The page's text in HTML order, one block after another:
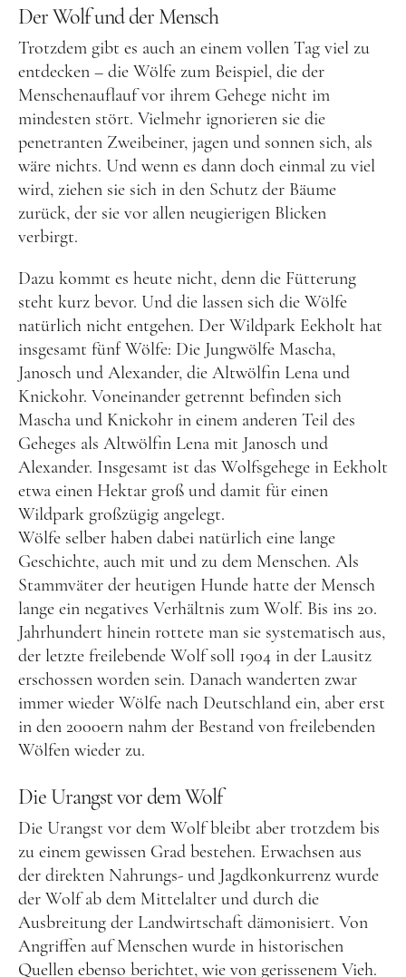
Spanien
Zypern
Westeuropa
Belgien
Deutschland
Großbritannien
Gibraltar
Nordirland
Irland
Luxemburg
Niederlande
Österreich
Schweiz
Naher Osten
Oman
Ozeanien
Australien
Food
Kolumne
InstagramFlipboardPinterest
Der Wolf und der Mensch
Trotzdem gibt es auch an einem vollen Tag viel zu
entdecken – die Wölfe zum Beispiel, die der
Menschenauflauf vor ihrem Gehege nicht im
mindesten stört. Vielmehr ignorieren sie die
penetranten Zweibeiner, jagen und sonnen sich, als
wäre nichts. Und wenn es dann doch einmal zu viel
wird, ziehen sie sich in den Schutz der Bäume
zurück, der sie vor allen neugierigen Blicken
verbirgt.
Dazu kommt es heute nicht, denn die Fütterung
steht kurz bevor. Und die lassen sich die Wölfe
natürlich nicht entgehen. Der Wildpark Eekholt hat
insgesamt fünf Wölfe: Die Jungwölfe Mascha,
Janosch und Alexander, die Altwölfin Lena und
Knickohr. Voneinander getrennt befinden sich
Mascha und Knickohr in einem anderen Teil des
Geheges als Altwölfin Lena mit Janosch und
Alexander. Insgesamt ist das Wolfsgehege in Eekholt
etwa einen Hektar groß und damit für einen
Wildpark großzügig angelegt.
Wölfe selber haben dabei natürlich eine lange
Geschichte, auch mit und zu dem Menschen. Als
Stammväter der heutigen Hunde hatte der Mensch
lange ein negatives Verhältnis zum Wolf. Bis ins 20.
Jahrhundert hinein rottete man sie systematisch aus,
der letzte freilebende Wolf soll 1904 in der Lausitz
erschossen worden sein. Danach wanderten zwar
immer wieder Wölfe nach Deutschland ein, aber erst
in den 2000ern nahm der Bestand von freilebenden
Wölfen wieder zu.
Die Urangst vor dem Wolf
Die Urangst vor dem Wolf bleibt aber trotzdem bis
zu einem gewissen Grad bestehen. Erwachsen aus
der direkten Nahrungs- und Jagdkonkurrenz wurde
der Wolf ab dem Mittelalter und durch die
Ausbreitung der Landwirtschaft dämonisiert. Von
Angriffen auf Menschen wurde in historischen
Quellen ebenso berichtet, wie von gerissenem Vieh.